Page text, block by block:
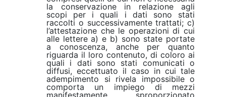
la conservazione in relazione agli
scopi per i quali i dati sono stati
raccolti o successivamente trattati; c)
l’attestazione che le operazioni di cui
alle lettere a) e b) sono state portate
a conoscenza, anche per quanto
riguarda il loro contenuto, di coloro ai
quali i dati sono stati comunicati o
diffusi, eccettuato il caso in cui tale
adempimento si rivela impossibile o
comporta un impiego di mezzi
manifestamente sproporzionato